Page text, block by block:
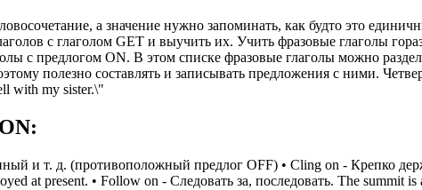
а значение нужно запоминать, как будто это
с глаголом GET и выучить их. Учить фразовые глаголы
с предлогом ON. В этом списке фразовые глаголы можно
полезно составлять и записывать предложения с ними.
with my sister.\"
и т. д. (противоположный предлог OFF) • Cling on - Крепко
at present. • Follow on - Следовать за, последовать. The summit